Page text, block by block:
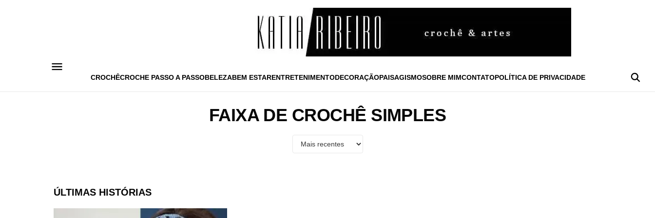
CROCHÊCROCHE PASSO A PASSOBELEZABEM ESTARENTRETENIMENTODECORAÇÃOPAISAGISMOSOBRE MIMCONTATOPOLÍTICA DE PRIVACIDADE
FAIXA DE CROCHÊ SIMPLES
ÚLTIMAS HISTÓRIAS